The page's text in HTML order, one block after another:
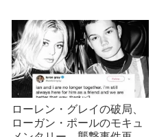
ローレン・グレイの破局、
ローガン・ポールのモキュ